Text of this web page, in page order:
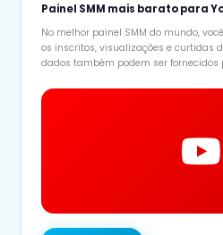
Painel SMM mais barato para
No melhor painel SMM do mundo,
os inscritos, visualizações e curtidas
dados também podem ser fornecidos